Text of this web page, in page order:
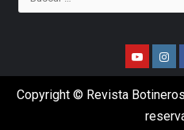
Copyright © Revista